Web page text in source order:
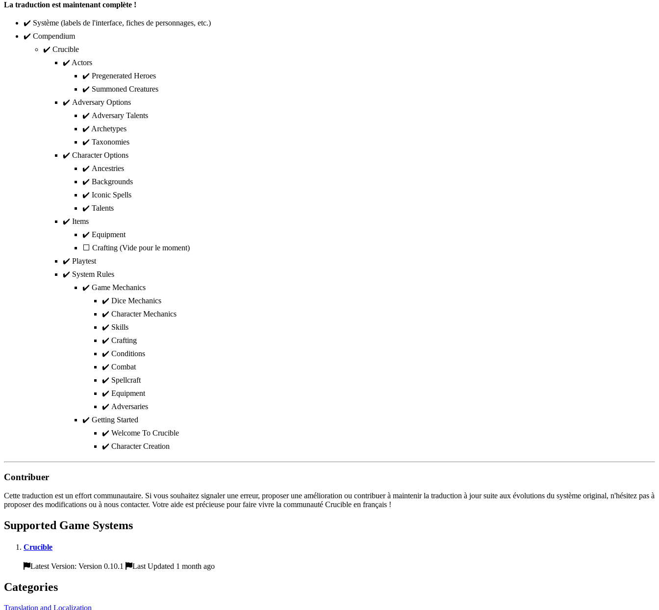
La traduction est maintenant complète !
✔️ Système (labels de l'interface, fiches de personnages, etc.)
✔️ Compendium
✔️ Crucible
✔️ Actors
✔️ Pregenerated Heroes
✔️ Summoned Creatures
✔️ Adversary Options
✔️ Adversary Talents
✔️ Archetypes
✔️ Taxonomies
✔️ Character Options
✔️ Ancestries
✔️ Backgrounds
✔️ Iconic Spells
✔️ Talents
✔️ Items
✔️ Equipment
⬜ Crafting (Vide pour le moment)
✔️ Playtest
✔️ System Rules
✔️ Game Mechanics
✔️ Dice Mechanics
✔️ Character Mechanics
✔️ Skills
✔️ Crafting
✔️ Conditions
✔️ Combat
✔️ Spellcraft
✔️ Equipment
✔️ Adversaries
✔️ Getting Started
✔️ Welcome To Crucible
✔️ Character Creation
Contribuer
Cette traduction est un effort communautaire. Si vous souhaitez signaler une erreur, proposer une amélioration ou contribuer à maintenir la traduction à jour suite aux évolutions du système original, n'hésitez pas à
proposer des modifications ou à nous contacter. Votre aide est précieuse pour faire vivre la communauté Crucible en français !
Supported Game Systems
Crucible
Latest Version: Version 0.10.1 Last Updated 1 month ago
Categories
Translation and Localization